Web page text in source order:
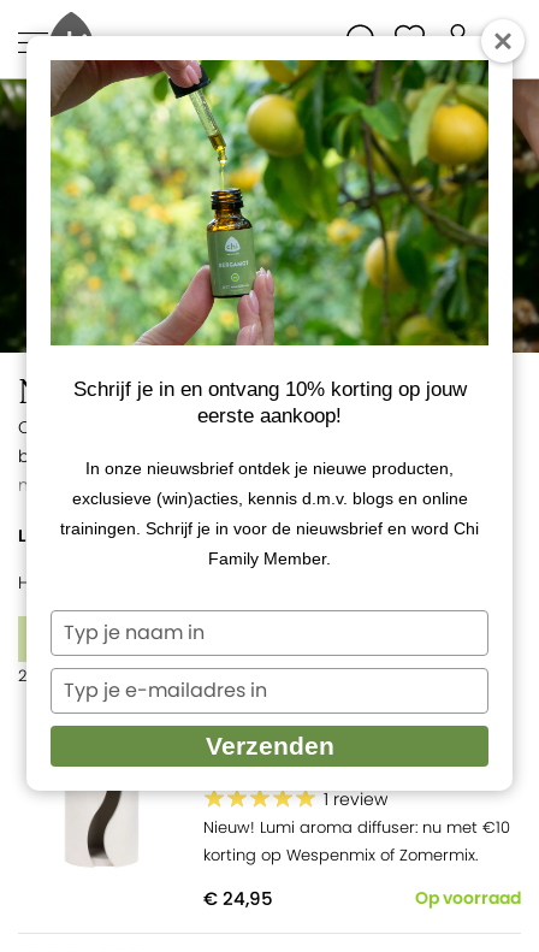
Nieuw
Ontdek hier de nieuwste producten van Chi Natural Life. We
blijven continu ontwikkelen om je te verrassen met pure,
natuurlijke en innovatieve oplossingen voor het hele gezin.
Elk nieuw product is met zorg samengesteld en sluit aan bij
onze visie op welzijn en balans. We vinden het belangrijk om
altijd te blijven vernieuwen, zodat jij het beste uit de natuur
LEES MEER
Home
FILTERS
26 producten
Lumi Aroma Diffuser +
Wespenmix of Zomermix
1 review
Nieuw! Lumi aroma diffuser: nu met €10
korting op Wespenmix of Zomermix.
€ 24,95 Op voorraad
Schrijf je in en ontvang 10% korting op jouw
eerste aankoop!
In onze nieuwsbrief ontdek je nieuwe producten,
exclusieve (win)acties, kennis d.m.v. blogs en online
trainingen. Schrijf je in voor de nieuwsbrief en word Chi
Family Member.
Typ
je
naam
Typ
je
e-
mailadres
Verzenden